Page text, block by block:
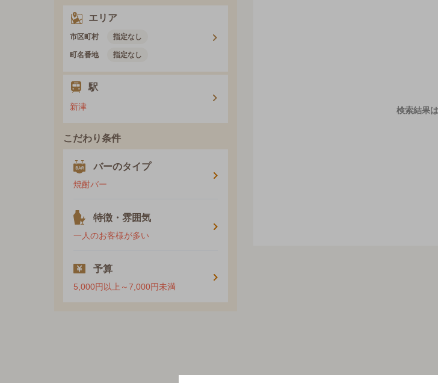
エリア
市区町村 指定なし
町名番地 指定なし
駅
新津
こだわり条件
バーのタイプ
焼酎バー
特徴・雰囲気
一人のお客様が多い
予算
5,000円以上～7,000円未満
検索結果